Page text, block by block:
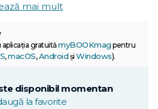
mai mult
gratuitămyBOOKmag pentru
,macOS,Android și Windows).
disponibil momentan
la favorite